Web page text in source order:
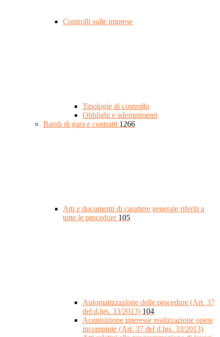
Controlli sulle imprese
Tipologie di controllo
Obblighi e adempimenti
Bandi di gara e contratti 1266
Atti e documenti di carattere generale riferiti a
tutte le procedure 105
Automatizzazione delle procedure (Art. 37
del d.lgs. 33/2013) 104
Acquisizione interesse realizzazione opere
incompiute (Art. 37 del d.lgs. 33/2013)